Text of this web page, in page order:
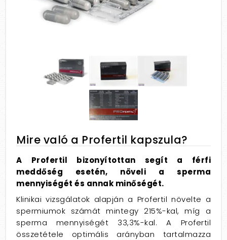
Mire való a Profertil kapszula?
A Profertil bizonyítottan segít a férfi
meddőség esetén, növeli a sperma
mennyiségét és annak minőségét.
Klinikai vizsgálatok alapján a Profertil növelte a
spermiumok számát mintegy 215%-kal, míg a
sperma mennyiségét 33,3%-kal. A Profertil
összetétele optimális arányban tartalmazza